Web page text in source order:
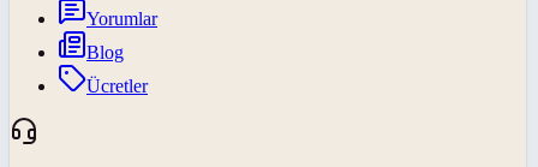
Yorumlar
Blog
Ücretler